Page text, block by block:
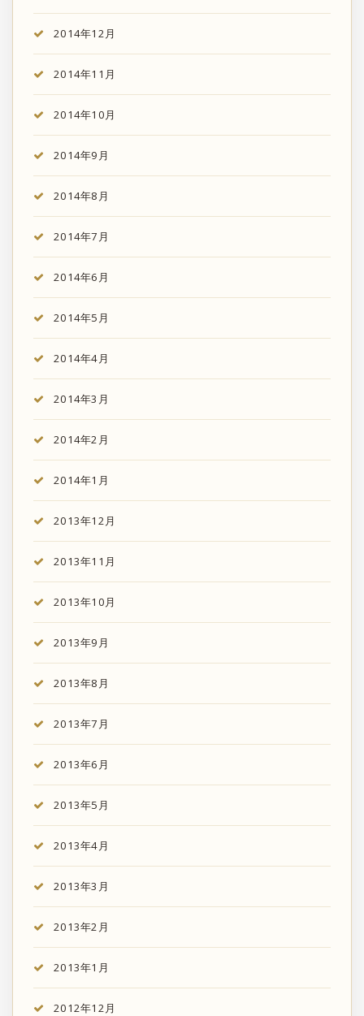
2014年12月
2014年11月
2014年10月
2014年9月
2014年8月
2014年7月
2014年6月
2014年5月
2014年4月
2014年3月
2014年2月
2014年1月
2013年12月
2013年11月
2013年10月
2013年9月
2013年8月
2013年7月
2013年6月
2013年5月
2013年4月
2013年3月
2013年2月
2013年1月
2012年12月